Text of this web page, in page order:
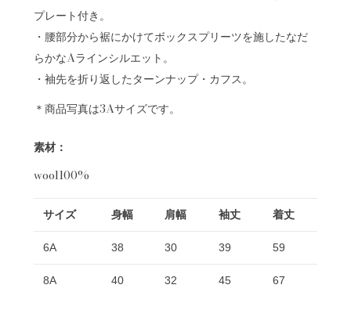
プレート付き。
・腰部分から裾にかけてボックスプリーツを施したなだ
らかなAラインシルエット。
・袖先を折り返したターンナップ・カフス。
＊商品写真は3Aサイズです。
素材：
wool100%
サイズ 身幅 肩幅 袖丈 着丈
6A 38 30 39 59
8A 40 32 45 67